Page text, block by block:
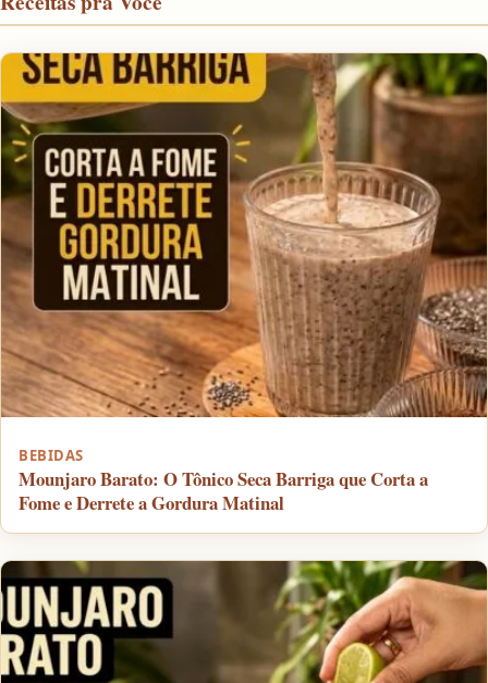
BEBIDAS
Mounjaro Barato: O Tônico Seca Barriga que Corta a
Fome e Derrete a Gordura Matinal